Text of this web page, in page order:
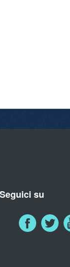
Seguici su